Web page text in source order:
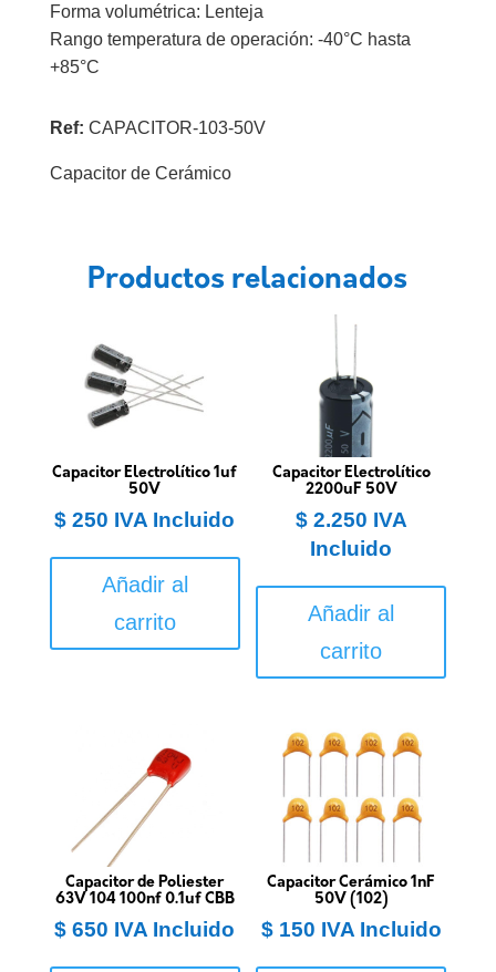
Forma volumétrica: Lenteja
Rango temperatura de operación: -40°C hasta
+85°C
Ref: CAPACITOR-103-50V
Capacitor de Cerámico
Productos relacionados
Capacitor Electrolítico 1uf
50V
$ 250 IVA Incluido
Añadir al
carrito
Capacitor Electrolítico
2200uF 50V
$2.250 IVA
Incluido
Añadir al
carrito
Capacitor de Poliester
63V 104 100nf 0.1uf CBB
$ 650 IVA Incluido
Capacitor Cerámico 1nF
50V (102)
$150 IVA Incluido